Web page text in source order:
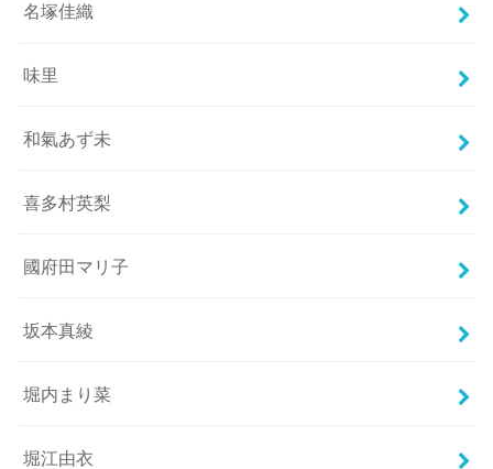
名塚佳織
味里
和氣あず未
喜多村英梨
國府田マリ子
坂本真綾
堀内まり菜
堀江由衣